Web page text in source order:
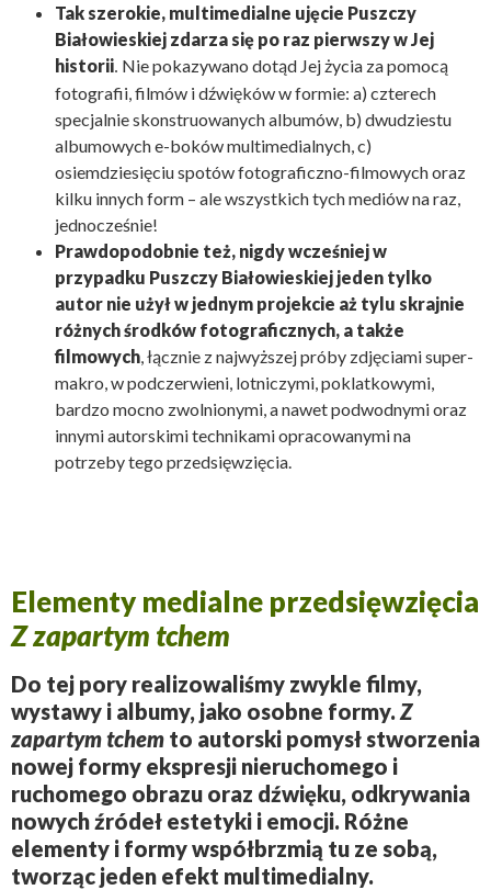
Tak szerokie, multimedialne ujęcie Puszczy
Białowieskiej zdarza się po raz pierwszy w Jej
historii. Nie pokazywano dotąd Jej życia za pomocą
fotografii, filmów i dźwięków w formie: a) czterech
specjalnie skonstruowanych albumów, b) dwudziestu
albumowych e-boków multimedialnych, c)
osiemdziesięciu spotów fotograficzno-filmowych oraz
kilku innych form – ale wszystkich tych mediów na raz,
jednocześnie!
Prawdopodobnie też, nigdy wcześniej w
przypadku Puszczy Białowieskiej jeden tylko
autor nie użył w jednym projekcie aż tylu skrajnie
różnych środków fotograficznych, a także
filmowych, łącznie z najwyższej próby zdjęciami super-
makro, w podczerwieni, lotniczymi, poklatkowymi,
bardzo mocno zwolnionymi, a nawet podwodnymi oraz
innymi autorskimi technikami opracowanymi na
potrzeby tego przedsięwzięcia.
CZĘŚĆ I. ODWIECZNA
Elementy medialne przedsięwzięcia
Z zapartym tchem
Do tej pory realizowaliśmy zwykle filmy,
wystawy i albumy, jako osobne formy.Z
zapartym tchem to autorski pomysł stworzenia
nowej formy ekspresji nieruchomego i
ruchomego obrazu oraz dźwięku, odkrywania
nowych źródeł estetyki i emocji. Różne
elementy i formy współbrzmią tu ze sobą,
tworząc jeden efekt multimedialny.